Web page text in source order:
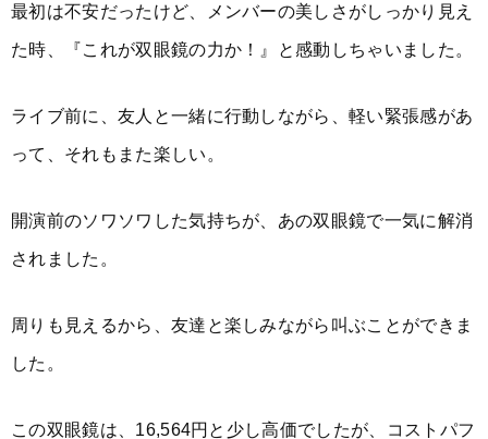
最初は不安だったけど、メンバーの美しさがしっかり見え
た時、『これが双眼鏡の力か！』と感動しちゃいました。
ライブ前に、友人と一緒に行動しながら、軽い緊張感があ
って、それもまた楽しい。
開演前のソワソワした気持ちが、あの双眼鏡で一気に解消
されました。
周りも見えるから、友達と楽しみながら叫ぶことができま
した。
この双眼鏡は、16,564円と少し高価でしたが、コストパフ